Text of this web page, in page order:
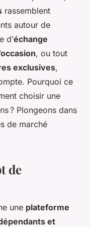
rassemblent
autour de
d’échange
, ou tout
exclusives,
Pourquoi ce
choisir une
? Plongeons dans
de marché
de
une plateforme
et